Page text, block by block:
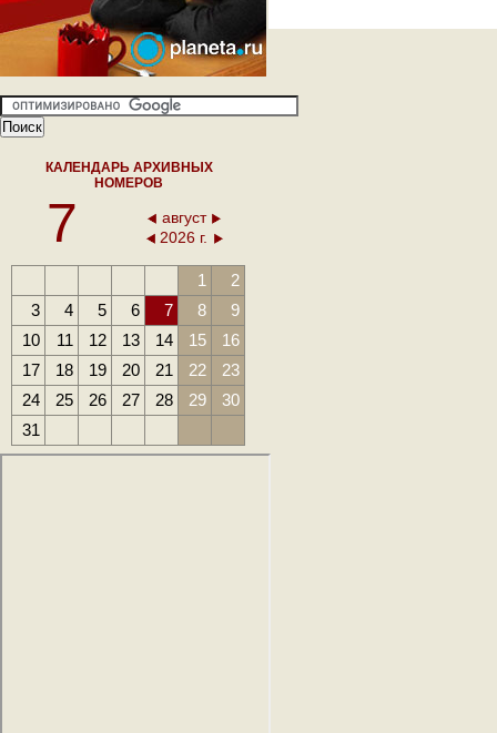
КАЛЕНДАРЬ АРХИВНЫХ
НОМЕРОВ
7
август
2026 г.
1
2
3
4 5 6 7 8
9
10
11 12 13 14 15
16
17
18 19 20 21 22
23
24
25 26 27 28 29
30
31